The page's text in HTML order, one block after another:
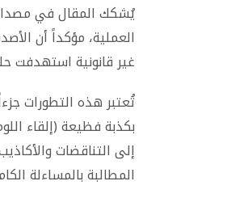
يُشكك المقال في
العملية، مؤكداً أن
غير قانونية استهدفت
تُعتبر هذه التطورات
بكذبة فظيعة (إلقاء
إلى التناقضات
المطالبة بالمساءلة